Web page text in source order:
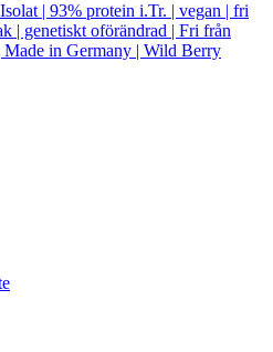
| 93% protein i.Tr. | vegan | fri
| genetiskt oförändrad | Fri från
Made in Germany | Wild Berry